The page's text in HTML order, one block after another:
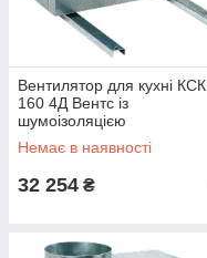
Вентилятор для кухні КСК
160 4Д Вентс із
шумоізоляцією
Немає в наявності
32 254 ₴